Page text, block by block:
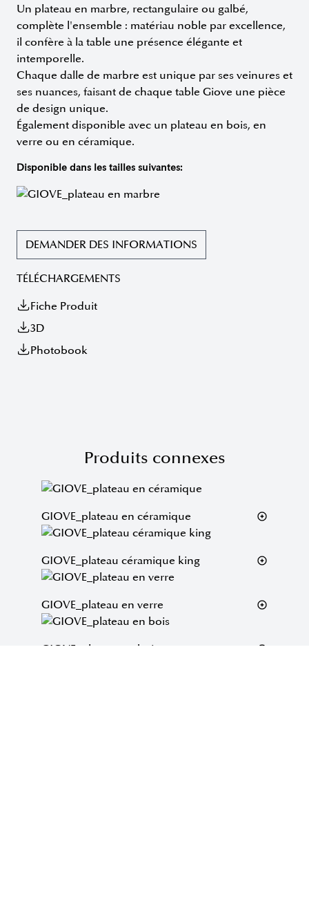
Un plateau en marbre, rectangulaire ou galbé,
complète l'ensemble : matériau noble par excellence,
il confère à la table une présence élégante et
intemporelle.
Chaque dalle de marbre est unique par ses veinures et
ses nuances, faisant de chaque table Giove une pièce
de design unique.
Également disponible avec un plateau en bois, en
verre ou en céramique.
Disponible dans les tailles suivantes:
DEMANDER DES INFORMATIONS
TÉLÉCHARGEMENTS
Fiche Produit
3D
Photobook
Produits connexes
GIOVE_plateau en céramique
GIOVE_plateau céramique king
GIOVE_plateau en verre
GIOVE_plateau en bois